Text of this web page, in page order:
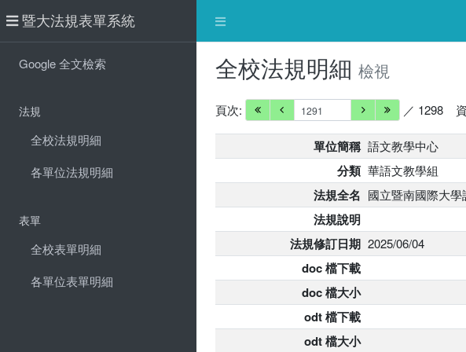
暨大法規表單系統
Google 全文檢索
法規
全校法規明細
各單位法規明細
表單
全校表單明細
各單位表單明細
全校法規明細 檢視
頁次: ／ 1298
單位簡稱 語文教學中心
分類 華語文教學組
法規全名 國立暨南國際大
法規說明
法規修訂日期 2025/06/04
doc 檔下載
doc 檔大小
odt 檔下載
odt 檔大小